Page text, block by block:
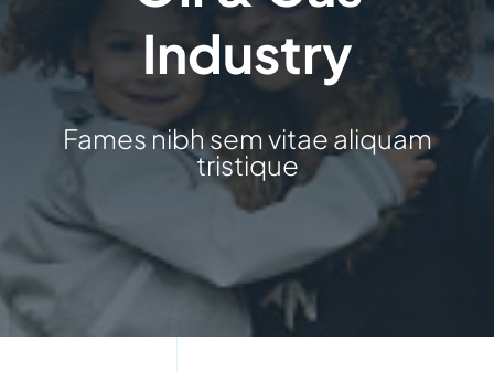
Industry
Fames nibh sem vitae aliquam
tristique